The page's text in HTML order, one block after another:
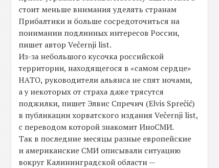
стоит меньше внимания уделять странам
Прибалтики и больше сосредоточиться на
понимании подлинных интересов России,
пишет автор Večernji list.
Из-за небольшого кусочка российской
территории, находящегося в «самом сердце»
НАТО, руководители альянса не спят ночами,
а у некоторых от страха даже трясутся
поджилки, пишет Элвис Спречич (Elvis Sprečić)
в публикации хорватского издания Večernji list,
с переводом которой знакомит ИноСМИ.
Так в последние месяцы разные европейские
и американские СМИ описывали ситуацию
вокруг Калининградской области —